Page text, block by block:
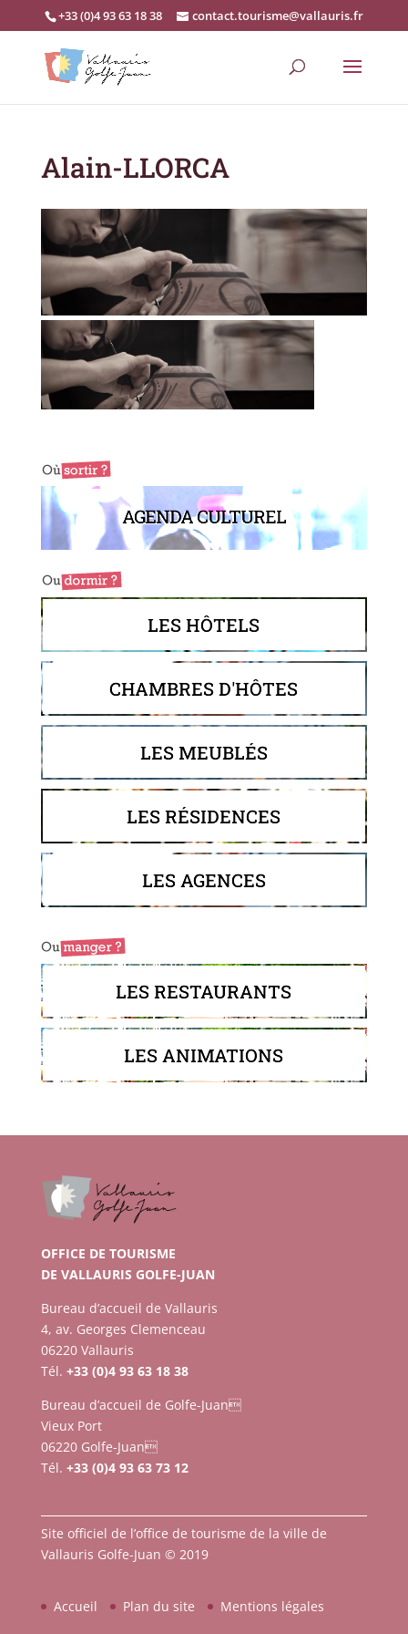
+33 (0)4 93 63 18 38 contact.tourisme@vallauris.fr
Alain-LLORCA
AGENDA CULTUREL
LES HÔTELS
CHAMBRES D'HÔTES
LES MEUBLÉS
LES RÉSIDENCES
LES AGENCES
LES RESTAURANTS
LES ANIMATIONS
OFFICE DE TOURISME
DE VALLAURIS GOLFE-JUAN
Bureau d’accueil de Vallauris
4, av. Georges Clemenceau
06220 Vallauris
Tél. +33 (0)4 93 63 18 38
Bureau d’accueil de Golfe-Juan
Vieux Port
06220 Golfe-Juan
Tél. +33 (0)4 93 63 73 12
Site officiel de l’office de tourisme de la ville de
Vallauris Golfe-Juan © 2019
Accueil Plan du site Mentions légales